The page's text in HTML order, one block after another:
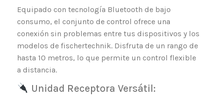
Equipado con tecnología Bluetooth de bajo
consumo, el conjunto de control ofrece una
conexión sin problemas entre tus dispositivos y los
modelos de fischertechnik. Disfruta de un rango de
hasta 10 metros, lo que permite un control flexible
a distancia.
Unidad Receptora Versátil: